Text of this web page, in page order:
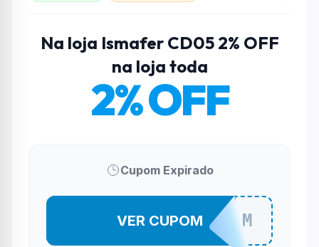
Na loja Ismafer CD05 2% OFF
na loja toda
2% OFF
Cupom Expirado
ISMACPM
VER CUPOM